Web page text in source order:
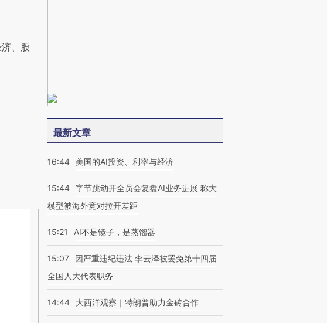
、股
最新文章
16:44 美国的AI投资、利率与经济
15:44 字节跳动开全员会复盘AI业务进展 称大
模型被海外竞对拉开差距
15:21 AI不是镜子，是蒸馏器
15:07
因严重违纪违法 李云泽被罢免第十四届
全国人大代表职务
14:44 大西洋观察｜特朗普助力金砖合作